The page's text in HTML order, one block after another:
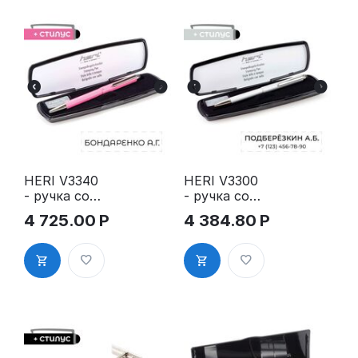
HERI V3340
- ручка со
штампом и
стилусом
для
смартфона,
розовый
4 725.00 Р
HERI V3300
- ручка со
штампом и
стилусом
для
смартфона,
серебряный
4 384.80 Р